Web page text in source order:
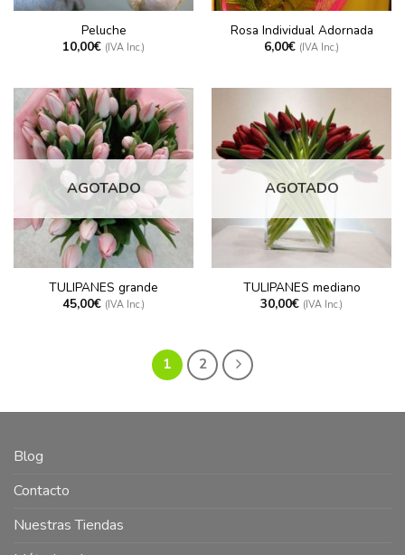
Peluche
10,00€ (IVA Inc.)
Rosa Individual Adornada
6,00€ (IVA Inc.)
AGOTADO
TULIPANES grande
45,00€ (IVA Inc.)
AGOTADO
TULIPANES mediano
30,00€ (IVA Inc.)
1 2
Blog
Contacto
Nuestras Tiendas